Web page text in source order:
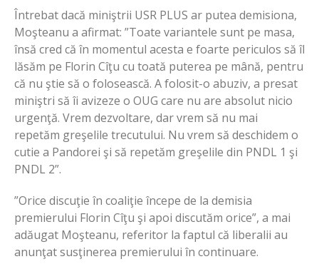
Întrebat dacă miniştrii USR PLUS ar putea demisiona,
Moşteanu a afirmat: ”Toate variantele sunt pe masa,
însă cred că în momentul acesta e foarte periculos să îl
lăsăm pe Florin Cîţu cu toată puterea pe mână, pentru
că nu ştie să o folosească. A folosit-o abuziv, a presat
miniştri să îi avizeze o OUG care nu are absolut nicio
urgenţă. Vrem dezvoltare, dar vrem să nu mai
repetăm greşelile trecutului. Nu vrem să deschidem o
cutie a Pandorei şi să repetăm greşelile din PNDL 1 şi
PNDL 2”.
”Orice discuţie în coaliţie începe de la demisia
premierului Florin Cîţu şi apoi discutăm orice”, a mai
adăugat Moşteanu, referitor la faptul că liberalii au
anunţat susţinerea premierului în continuare.